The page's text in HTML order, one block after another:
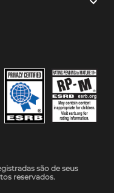
são de seus
reservados.